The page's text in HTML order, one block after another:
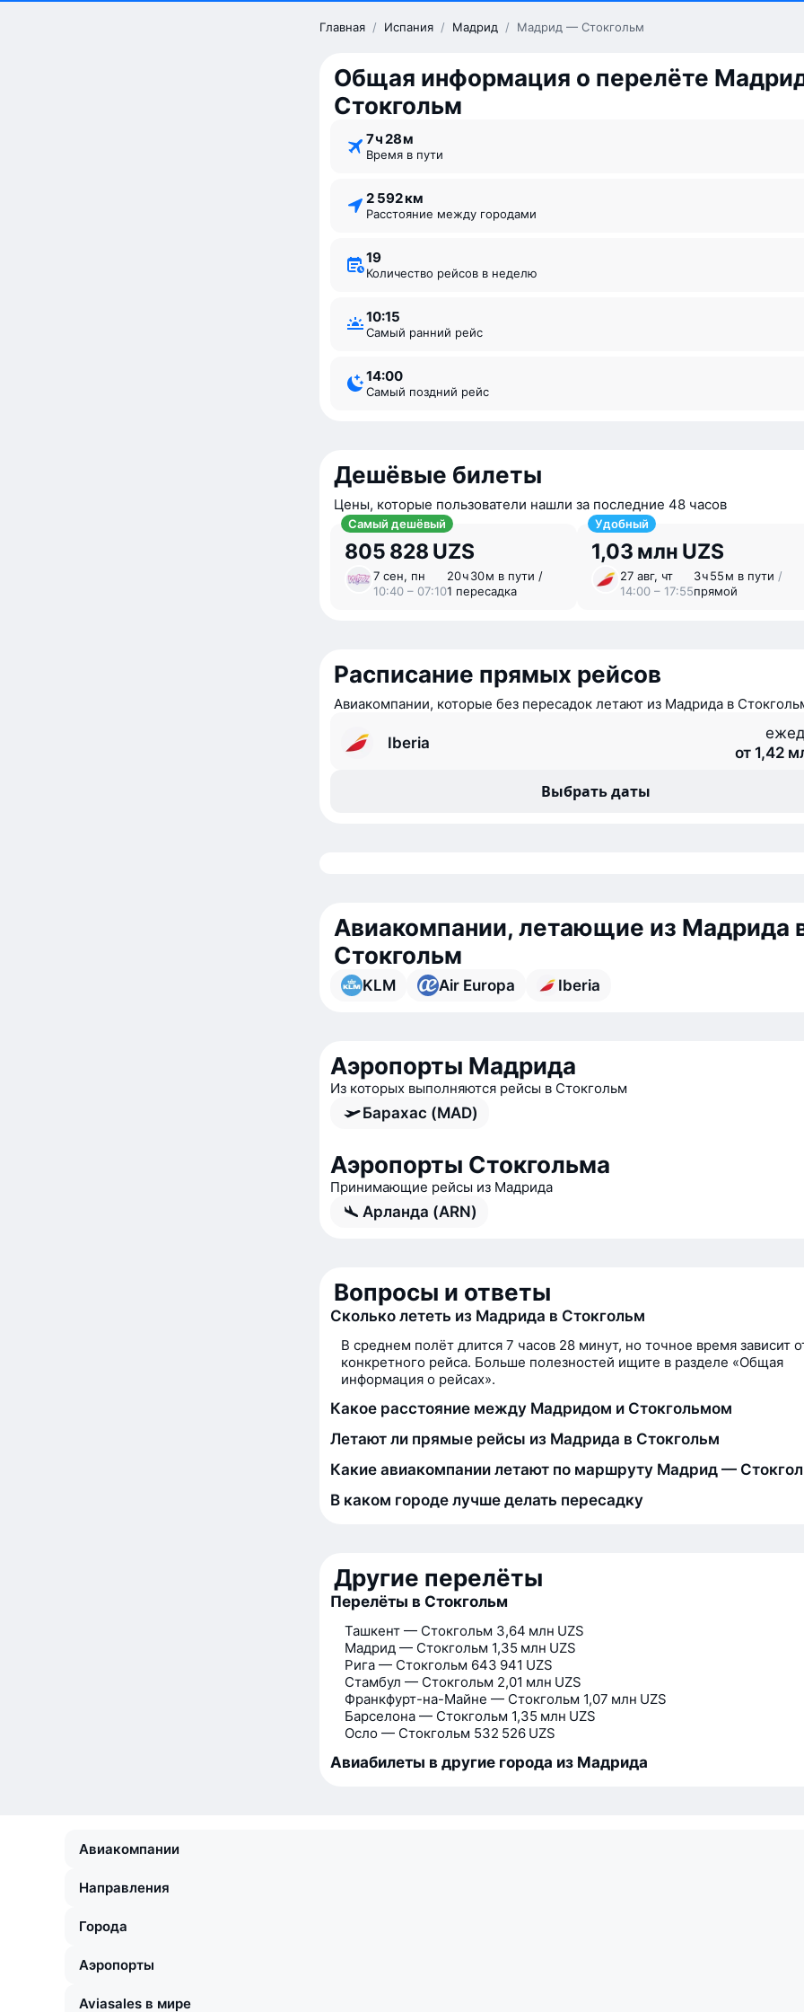
Главная / Испания / Мадрид / Мадрид — Стокгольм
Общая информация о перелёте
Стокгольм
7 ⁠ч 28 ⁠м
Время в пути
2 592 км
Расстояние между городами
19
Количество рейсов в неделю
10:15
Самый ранний рейс
14:00
Самый поздний рейс
Дешёвые билеты
Цены, которые пользователи нашли за последние 48 часов
Самый дешёвый
805 828 UZS
7 сен, пн
10:40 – 07:10
20 ⁠ч 30 ⁠м в пути /
1 пересадка
Удобный
1,03 млн UZS
27 авг, чт
14:00 – 17:55
3 ⁠ч 55 ⁠м в пути /
прямой
Расписание прямых рейсов
Авиакомпании, которые без пересадок летают из Мадрида в
Iberia
от 1,42
Выбрать даты
Авиакомпании, летающие из Мадрида
Стокгольм
KLM Air Europa Iberia
Аэропорты Мадрида
Из которых выполняются рейсы в Стокгольм
Барахас (MAD)
Аэропорты Стокгольма
Принимающие рейсы из Мадрида
Арланда (ARN)
Вопросы и ответы
Сколько лететь из Мадрида в Стокгольм
В среднем полёт длится 7 часов 28 минут, но точное время зависит
конкретного рейса. Больше полезностей ищите в разделе «Общая
информация о рейсах».
Какое расстояние между Мадридом и Стокгольмом
Летают ли прямые рейсы из Мадрида в Стокгольм
Какие авиакомпании летают по маршруту Мадрид —
В каком городе лучше делать пересадку
Другие перелёты
Перелёты в Стокгольм
Ташкент — Стокгольм 3,64 млн UZS
Мадрид — Стокгольм 1,35 млн UZS
Рига — Стокгольм 643 941 UZS
Стамбул — Стокгольм 2,01 млн UZS
Франкфурт-на-Майне — Стокгольм 1,07 млн UZS
Барселона — Стокгольм 1,35 млн UZS
Осло — Стокгольм 532 526 UZS
Авиабилеты в другие города из Мадрида
Авиакомпании
Направления
Города
Аэропорты
Aviasales в мире